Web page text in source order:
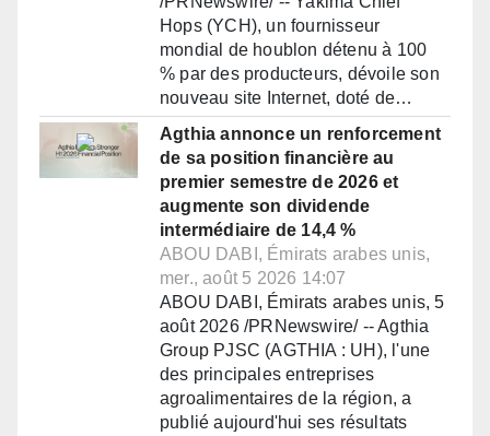
Hops (YCH), un fournisseur
mondial de houblon détenu à 100
% par des producteurs, dévoile son
nouveau site Internet, doté de…
Agthia annonce un renforcement
de sa position financière au
premier semestre de 2026 et
augmente son dividende
intermédiaire de 14,4 %
ABOU DABI, Émirats arabes unis,
mer., août 5 2026 14:07
ABOU DABI, Émirats arabes unis, 5
août 2026 /PRNewswire/ -- Agthia
Group PJSC (AGTHIA : UH), l'une
des principales entreprises
agroalimentaires de la région, a
publié aujourd'hui ses résultats